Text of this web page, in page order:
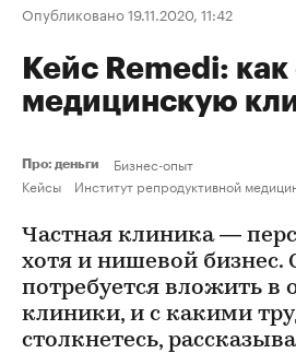
Опубликовано 19.11.2020, 11:42
Кейс Remedi:
медицинскую
Про: деньги
Бизнес-опыт
Кейсы
Институт репродуктивной
Частная клиника —
хотя и нишевой бизнес.
потребуется вложить в
клиники, и с какими
столкнетесь,